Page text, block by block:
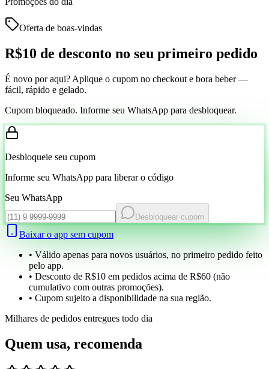
Oferta de boas-vindas
R$10 de desconto no seu primeiro pedido
É novo por aqui? Aplique o cupom no checkout e bora beber —
fácil, rápido e gelado.
Cupom bloqueado. Informe seu WhatsApp para desbloquear.
Desbloqueie seu cupom
Informe seu WhatsApp para liberar o código
Seu WhatsApp
Desbloquear cupom
Baixar o app sem cupom
• Válido apenas para novos usuários, no primeiro pedido feito
pelo app.
• Desconto de R$10 em pedidos acima de R$60 (não
cumulativo com outras promoções).
• Cupom sujeito a disponibilidade na sua região.
Milhares de pedidos entregues todo dia
Quem usa, recomenda